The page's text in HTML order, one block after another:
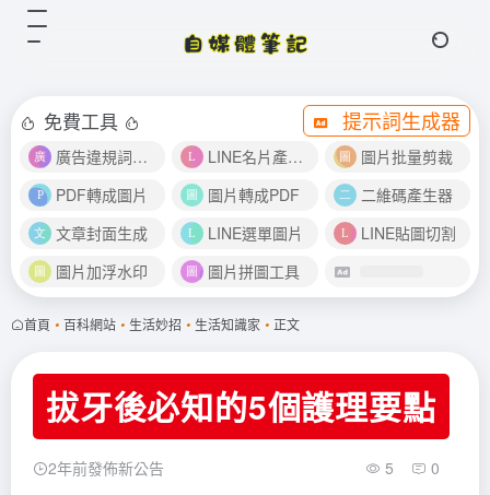
免費工具 提示詞生成器
廣告違規詞檢測 LINE名片產生器
圖片批量剪裁
PDF轉成圖片
圖片轉成PDF
二維碼產生器
文章封面生成
LINE選單圖片
LINE貼圖切割
圖片加浮水印
圖片拼圖工具
首頁 • 百科網站 • 生活妙招 • 生活知識家 • 正文
拔牙後必知的5個護理要點
2年前發佈新公告 5 0